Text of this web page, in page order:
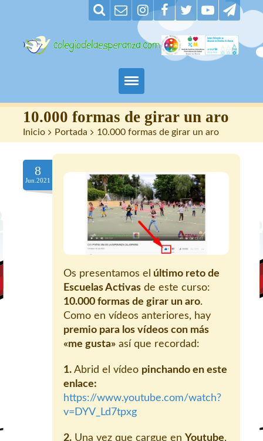
Padres
Alumnos
Maestros
Nuestro centro
Contacto
10.000 formas de girar un aro
Inicio > Portada > 10.000 formas de girar un aro
8
Jun.2021
Os presentamos el último reto de
Escuelas Activas de este curso:
10.000 formas de girar un aro.
Como en vídeos anteriores, hay
premio para los vídeos con más
«me gusta» así que recordad:
1. Abrid el vídeo pinchando en este
enlace:
https://www.youtube.com/watch?
v=DYV_Ld7tpxg
2. Una vez que cargue en Youtube,